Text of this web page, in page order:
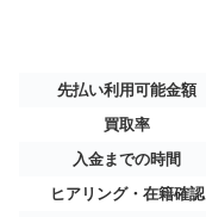
先払い利用可能金額
買取率
入金までの時間
ヒアリング・在籍確認